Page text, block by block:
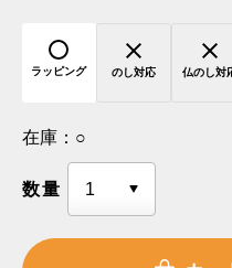
ラッピング のし対応 仏のし対
在庫： ○
数量